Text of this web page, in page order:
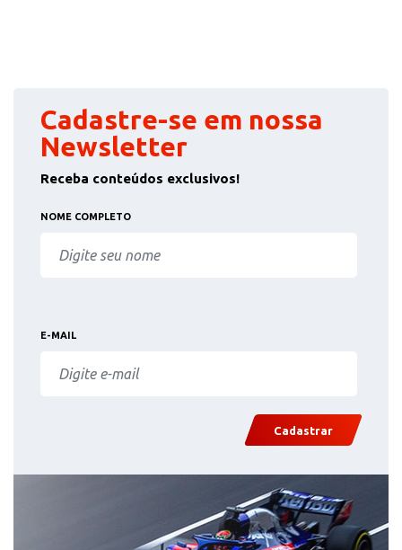
Cadastre-se em nossa
Newsletter
Receba conteúdos exclusivos!
NOME COMPLETO
E-MAIL
Cadastrar